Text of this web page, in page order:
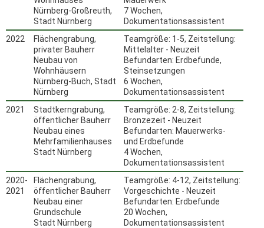
Nürnberg-Großreuth,
Stadt Nürnberg
7 Wochen,
Dokumentationsassistent
2022
Flächengrabung,
privater Bauherr
Neubau von
Wohnhäusern
Nürnberg-Buch, Stadt
Nürnberg
Teamgröße: 1-5, Zeitstellung:
Mittelalter - Neuzeit
Befundarten: Erdbefunde,
Steinsetzungen
6 Wochen,
Dokumentationsassistent
2021
Stadtkerngrabung,
öffentlicher Bauherr
Neubau eines
Mehrfamilienhauses
Stadt Nürnberg
Teamgröße: 2-8, Zeitstellung:
Bronzezeit - Neuzeit
Befundarten: Mauerwerks-
und Erdbefunde
4 Wochen,
Dokumentationsassistent
2020-
2021
Flächengrabung,
öffentlicher Bauherr
Neubau einer
Grundschule
Stadt Nürnberg
Teamgröße: 4-12, Zeitstellung:
Vorgeschichte - Neuzeit
Befundarten: Erdbefunde
20 Wochen,
Dokumentationsassistent